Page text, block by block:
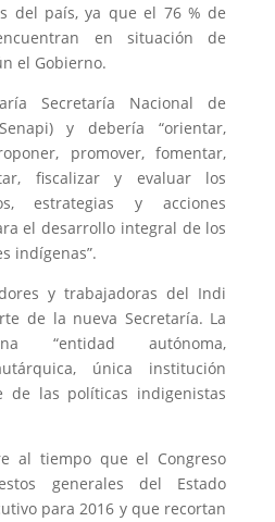
del país, ya que el 76 % de
en situación de
el Gobierno.
Secretaría Nacional de
y debería “orientar,
promover, fomentar,
fiscalizar y evaluar los
estrategias y acciones
el desarrollo integral de los
indígenas”.
y trabajadoras del Indi
de la nueva Secretaría. La
“entidad autónoma,
única institución
de las políticas indigenistas
al tiempo que el Congreso
generales del Estado
para 2016 y que recortan